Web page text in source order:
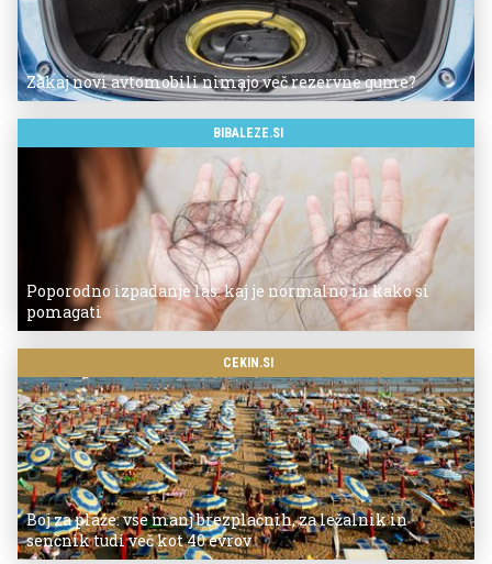
Zakaj novi avtomobili nimajo več rezervne gume?
BIBALEZE.SI
Poporodno izpadanje las: kaj je normalno in kako si
pomagati
CEKIN.SI
Boj za plaže: vse manj brezplačnih, za ležalnik in
senčnik tudi več kot 40 evrov